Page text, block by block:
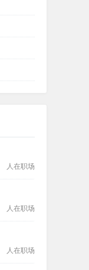
人在职场
人在职场
人在职场